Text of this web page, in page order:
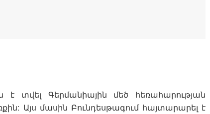
է տվել Գերմանիային մեծ հեռահարության
Այս մասին Բունդեսթագում հայտարարել է